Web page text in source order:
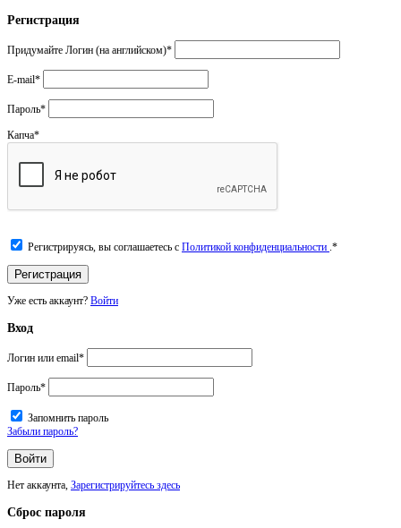
Регистрация
Придумайте Логин (на английском)*
E-mail*
Пароль*
Капча*
Регистрируясь, вы соглашаетесь с Политикой конфиденциальности .*
Уже есть аккаунт? Войти
Вход
Логин или email*
Пароль*
Запомнить пароль
Забыли пароль?
Нет аккаунта, Зарегистрируйтесь здесь
Сброс пароля